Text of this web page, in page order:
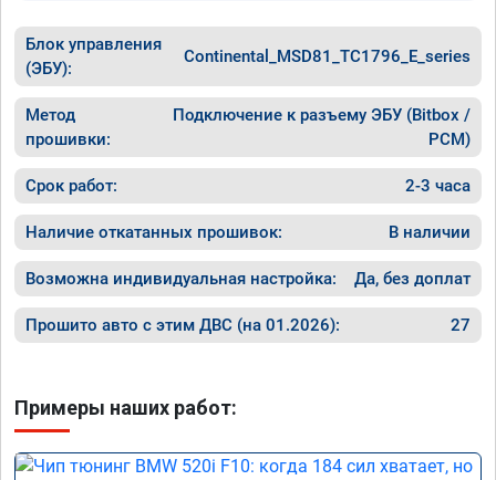
Блок управления
(ЭБУ):
Continental_MSD81_TC1796_E_series
Метод
прошивки:
Подключение к разъему ЭБУ (Bitbox /
PCM)
Срок работ: 2-3 часа
Наличие откатанных прошивок: В наличии
Возможна индивидуальная настройка: Да, без доплат
Прошито авто с этим ДВС (на 01.2026): 27
Примеры наших работ: